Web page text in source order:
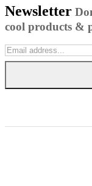
Newsletter
cool products &